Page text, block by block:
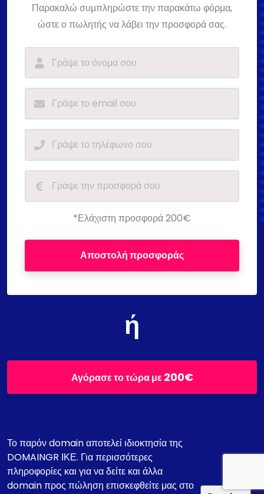
Παρακαλώ συμπληρώστε την παρακάτω φόρμα,
ώστε ο πωλητής να λάβει την προσφορά σας.
*Ελάχιστη προσφορά 200€
Αποστολή προσφοράς
ή
Αγόρασε το τώρα με200€
Το παρόν domain αποτελεί ιδιοκτησία της
DOMAINGR ΙΚΕ. Για περισσότερες
πληροφορίες και για να δείτε και άλλα
domain προς πώληση επισκεφθείτε μας στο